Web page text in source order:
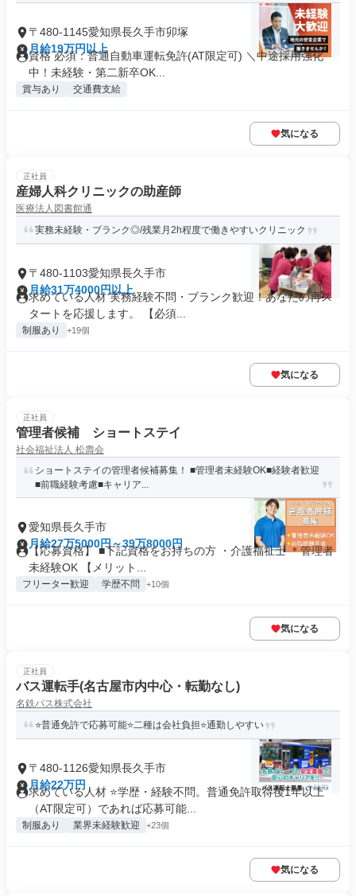
〒480-1145愛知県長久手市卯塚
月給19万円以上
資格 必須：普通自動車運転免許(AT限定可) ＼中途採用強化
中！未経験・第二新卒OK...
賞与あり 交通費支給
気になる
正社員
産婦人科クリニックの助産師
医療法人図書館通
実務未経験・ブランク◎/残業月2h程度で働きやすいクリニック
〒480-1103愛知県長久手市
月給31万4000円以上
求めている人材 実務経験不問・ブランク歓迎！あなたの再ス
タートを応援します。 【必須...
制服あり +19個
気になる
正社員
管理者候補 ショートステイ
社会福祉法人 松壽会
ショートステイの管理者候補募集！ ■管理者未経験OK■経験者歓迎
■前職経験考慮■キャリア...
愛知県長久手市
月給27万5000円～39万8000円
【応募資格】 ■下記資格をお持ちの方 ・介護福祉士 ＊管理者
未経験OK 【メリット...
フリーター歓迎 学歴不問 +10個
気になる
正社員
バス運転手(名古屋市内中心・転勤なし)
名鉄バス株式会社
⭐普通免許で応募可能⭐二種は会社負担⭐通勤しやすい
〒480-1126愛知県長久手市
月給22万円
求めている人材 ⭐学歴・経験不問。普通免許取得後1年以上
（AT限定可）であれば応募可能...
制服あり 業界未経験歓迎 +23個
気になる